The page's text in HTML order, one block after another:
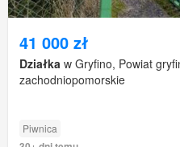
41 000 zł
Działka w Gryfino, Powiat
zachodniopomorskie
Piwnica